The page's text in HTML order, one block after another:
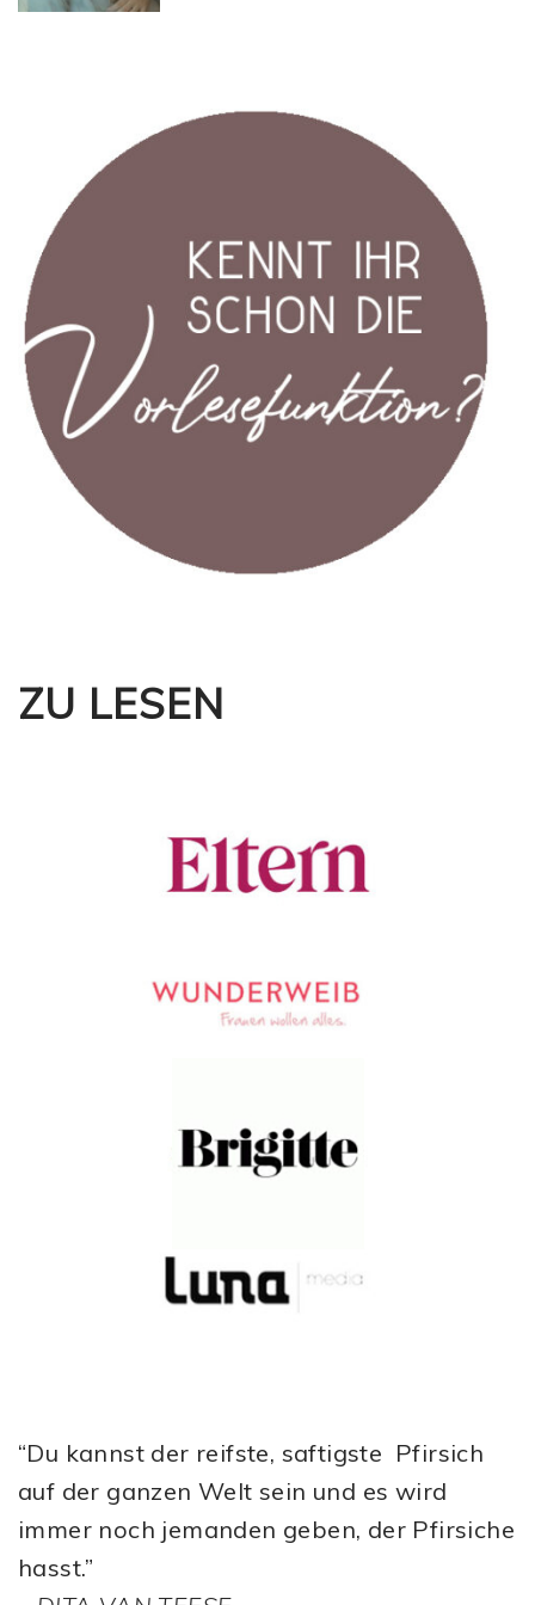
ZU LESEN
“Du kannst der reifste, saftigste Pfirsich
auf der ganzen Welt sein und es wird
immer noch jemanden geben, der Pfirsiche
hasst.”